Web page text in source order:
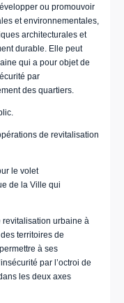
ou promouvoir
et environnementales,
architecturales et
durable. Elle peut
qui a pour objet de
par
des quartiers.
de revitalisation
le volet
de la Ville qui
revitalisation urbaine à
territoires de
à ses
par l’octroi de
les deux axes